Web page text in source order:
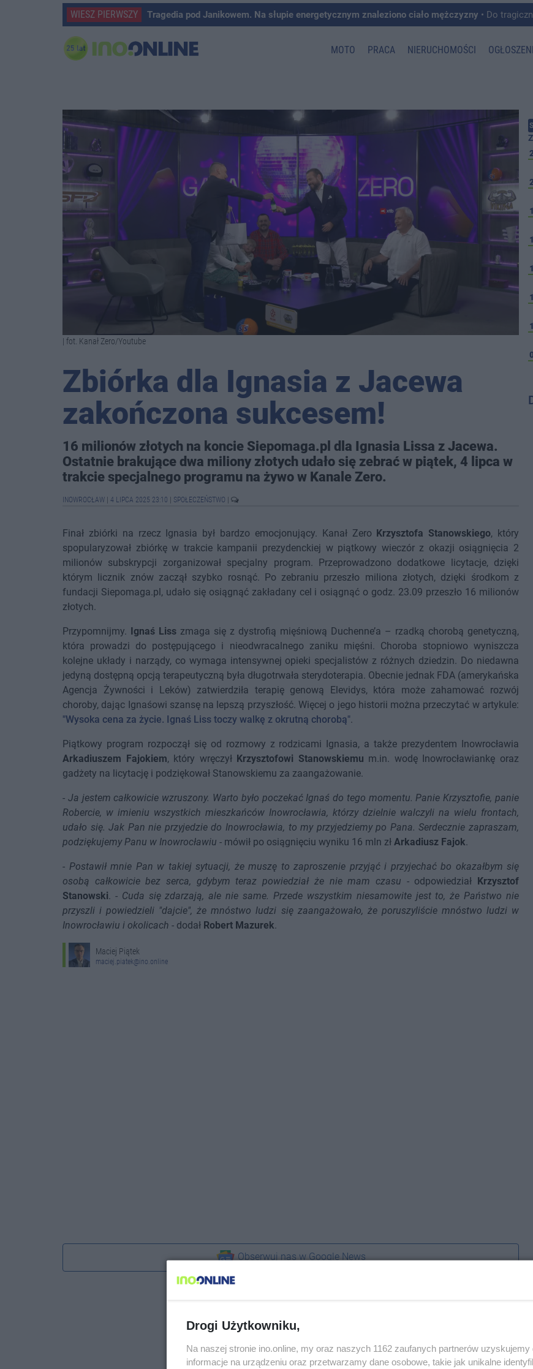
WIESZ PIERWSZY Tragedia pod Janikowem. Na słupie energetycznym znaleziono ciało mężczyzny • Do tragicznego zdarzenia
MOTO PRACA NIERUCHOMOŚCI
| fot. Kanał Zero/Youtube
Zbiórka dla Ignasia z Jacewa
zakończona sukcesem!
16 milionów złotych na koncie Siepomaga.pl dla Ignasia Lissa z Jacewa.
Ostatnie brakujące dwa miliony złotych udało się zebrać w piątek, 4 lipca w
trakcie specjalnego programu na żywo w Kanale Zero.
INOWROCŁAW 4 LIPCA 2025 23:10 SPOŁECZEŃSTWO
Finał zbiórki na rzecz Ignasia był bardzo emocjonujący. Kanał Zero Krzysztofa Stanowskiego, który
spopularyzował zbiórkę w trakcie kampanii prezydenckiej w piątkowy wieczór z okazji osiągnięcia 2
milionów subskrypcji zorganizował specjalny program. Przeprowadzono dodatkowe licytacje, dzięki
którym licznik znów zaczął szybko rosnąć. Po zebraniu przeszło miliona złotych, dzięki środkom z
fundacji Siepomaga.pl, udało się osiągnąć zakładany cel i osiągnąć o godz. 23.09 przeszło 16 milionów
złotych.
Przypomnijmy. Ignaś Liss zmaga się z dystrofią mięśniową Duchenne’a – rzadką chorobą genetyczną,
która prowadzi do postępującego i nieodwracalnego zaniku mięśni. Choroba stopniowo wyniszcza
kolejne układy i narządy, co wymaga intensywnej opieki specjalistów z różnych dziedzin. Do niedawna
jedyną dostępną opcją terapeutyczną była długotrwała sterydoterapia. Obecnie jednak FDA (amerykańska
Agencja Żywności i Leków) zatwierdziła terapię genową Elevidys, która może zahamować rozwój
choroby, dając Ignaśowi szansę na lepszą przyszłość. Więcej o jego historii można przeczytać w artykule:
"Wysoka cena za życie. Ignaś Liss toczy walkę z okrutną chorobą".
Piątkowy program rozpoczął się od rozmowy z rodzicami Ignasia, a także prezydentem Inowrocławia
Arkadiuszem Fajokiem, który wręczył Krzysztofowi Stanowskiemu m.in. wodę Inowrocławiankę oraz
gadżety na licytację i podziękował Stanowskiemu za zaangażowanie.
- Ja jestem całkowicie wzruszony. Warto było poczekać Ignaś do tego momentu. Panie Krzysztofie, panie
Robercie, w imieniu wszystkich mieszkańców Inowrocławia, którzy dzielnie walczyli na wielu frontach,
udało się. Jak Pan nie przyjedzie do Inowrocławia, to my przyjedziemy po Pana. Serdecznie zapraszam,
podziękujemy Panu w Inowrocławiu - mówił po osiągnięciu wyniku 16 mln zł Arkadiusz Fajok.
- Postawił mnie Pan w takiej sytuacji, że muszę to zaproszenie przyjąć i przyjechać bo okazałbym się
osobą całkowicie bez serca, gdybym teraz powiedział że nie mam czasu - odpowiedział Krzysztof
Stanowski. - Cuda się zdarzają, ale nie same. Przede wszystkim niesamowite jest to, że Państwo nie
przyszli i powiedzieli "dajcie", że mnóstwo ludzi się zaangażowało, że poruszyliście mnóstwo ludzi w
Inowrocławiu i okolicach - dodał Robert Mazurek.
Maciej Piątek
maciej.piatek@ino.online
Obserwuj nas w Google News
Drogi Użytkowniku,
Na naszej stronie ino.online, my oraz naszych 1162 zaufanych partnerów
informacje na urządzeniu oraz przetwarzamy dane osobowe, takie jak unikalne